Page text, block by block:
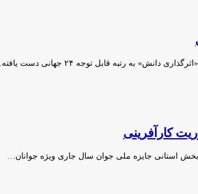
استانی جایزه ملی جوان سال جاری ویژه جوانان…